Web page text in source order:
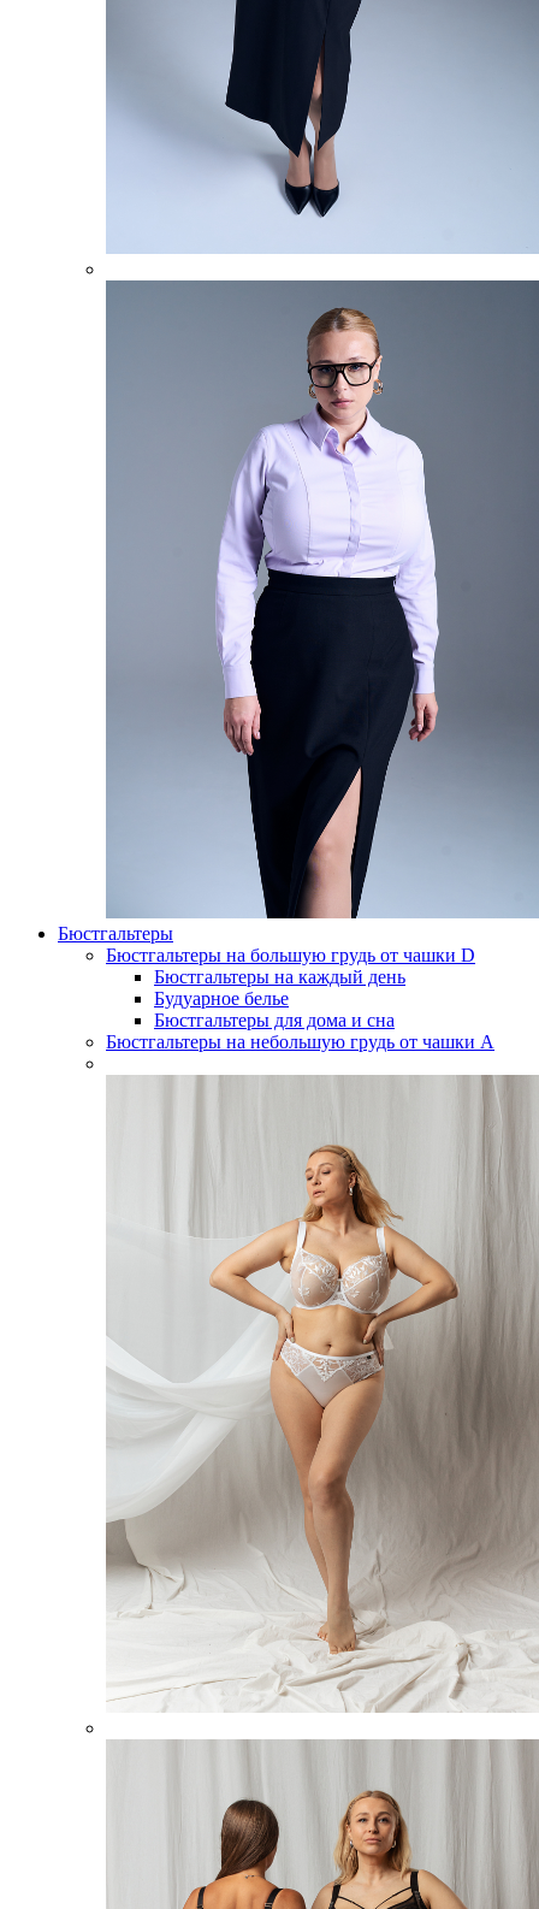
Бюстгальтеры
Бюстгальтеры на большую грудь от чашки D
Бюстгальтеры на каждый день
Будуарное белье
Бюстгальтеры для дома и сна
Бюстгальтеры на небольшую грудь от чашки А